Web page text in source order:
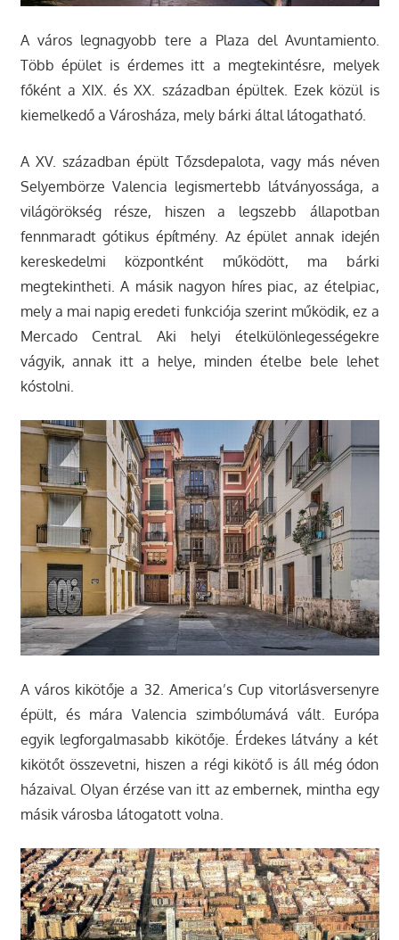
A város legnagyobb tere a Plaza del Avuntamiento.
Több épület is érdemes itt a megtekintésre, melyek
főként a XIX. és XX. században épültek. Ezek közül is
kiemelkedő a Városháza, mely bárki által látogatható.
A XV. században épült Tőzsdepalota, vagy más néven
Selyembörze Valencia legismertebb látványossága, a
világörökség része, hiszen a legszebb állapotban
fennmaradt gótikus építmény. Az épület annak idején
kereskedelmi központként működött, ma bárki
megtekintheti. A másik nagyon híres piac, az ételpiac,
mely a mai napig eredeti funkciója szerint működik, ez a
Mercado Central. Aki helyi ételkülönlegességekre
vágyik, annak itt a helye, minden ételbe bele lehet
kóstolni.
A város kikötője a 32. America’s Cup vitorlásversenyre
épült, és mára Valencia szimbólumává vált. Európa
egyik legforgalmasabb kikötője. Érdekes látvány a két
kikötőt összevetni, hiszen a régi kikötő is áll még ódon
házaival. Olyan érzése van itt az embernek, mintha egy
másik városba látogatott volna.